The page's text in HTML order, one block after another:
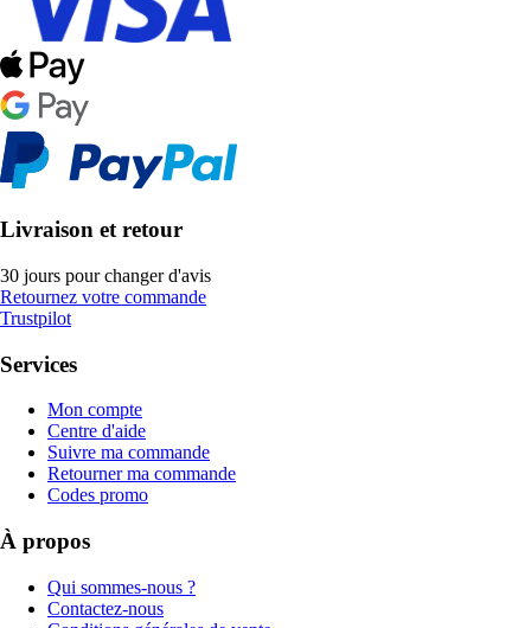
Livraison et retour
30 jours pour changer d'avis
Retournez votre commande
Trustpilot
Services
Mon compte
Centre d'aide
Suivre ma commande
Retourner ma commande
Codes promo
À propos
Qui sommes-nous ?
Contactez-nous